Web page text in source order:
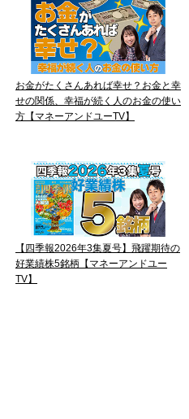
お金がたくさんあれば幸せ？お金と幸
せの関係、幸福が続く人のお金の使い
方【マネーアンドユーTV】
【四季報2026年3集夏号】飛躍期待の
好業績株5銘柄【マネーアンドユー
TV】